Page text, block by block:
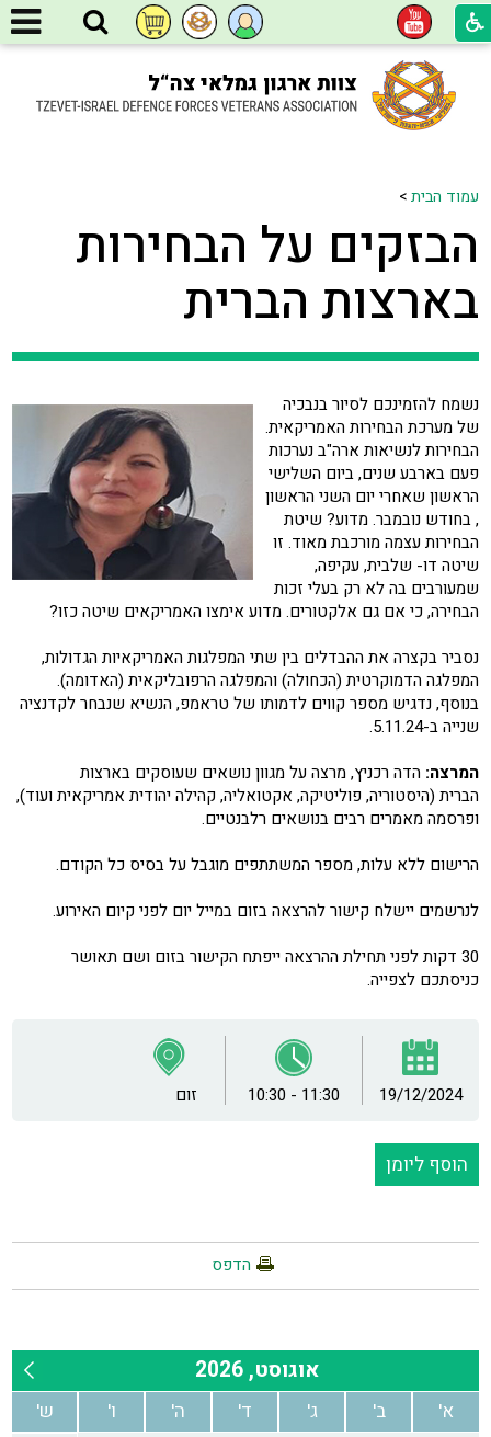
עמוד הבית>
הבזקים על הבחירות
בארצות הברית
נשמח להזמינכם לסיור בנבכיה
של מערכת הבחירות האמריקאית.
הבחירות לנשיאות ארה"ב נערכות
פעם בארבע שנים, ביום השלישי
הראשון שאחרי יום השני הראשון
, בחודש נובמבר. מדוע? שיטת
הבחירות עצמה מורכבת מאוד. זו
שיטה דו- שלבית, עקיפה,
שמעורבים בה לא רק בעלי זכות
הבחירה, כי אם גם אלקטורים. מדוע אימצו האמריקאים שיטה כזו?
נסביר בקצרה את ההבדלים בין שתי המפלגות האמריקאיות הגדולות,
המפלגה הדמוקרטית (הכחולה) והמפלגה הרפובליקאית (האדומה).
בנוסף, נדגיש מספר קווים לדמותו של טראמפ, הנשיא שנבחר לקדנציה
שנייה ב-5.11.24.
המרצה: הדה רכניץ, מרצה על מגוון נושאים שעוסקים בארצות
הברית (היסטוריה, פוליטיקה, אקטואליה, קהילה יהודית אמריקאית ועוד),
ופרסמה מאמרים רבים בנושאים רלבנטיים.
הרישום ללא עלות, מספר המשתתפים מוגבל על בסיס כל הקודם.
לנרשמים יישלח קישור להרצאה בזום במייל יום לפני קיום האירוע.
30 דקות לפני תחילת ההרצאה ייפתח הקישור בזום ושם תאושר
כניסתכם לצפייה.
19/12/2024
10:30 - 11:30 זום
הוסף ליומן
הדפס